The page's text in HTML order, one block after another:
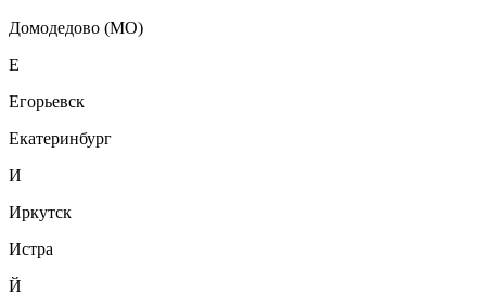
Домодедово (МО)
Е
Егорьевск
Екатеринбург
И
Иркутск
Истра
Й